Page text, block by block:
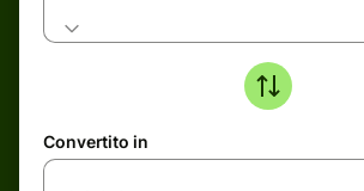
Convertito in